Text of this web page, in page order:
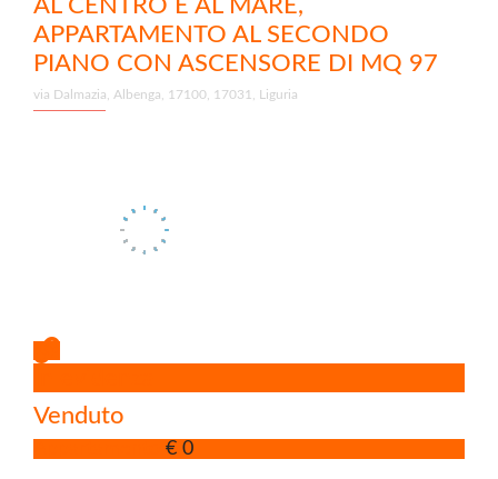
AL CENTRO E AL MARE,
APPARTAMENTO AL SECONDO
PIANO CON ASCENSORE DI MQ 97
via Dalmazia, Albenga, 17100, 17031, Liguria
Venduto
€ 0